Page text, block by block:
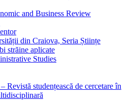
and Business Review
din Craiova, Seria Științe
străine aplicate
Studies
Revistă studențească de cercetare în